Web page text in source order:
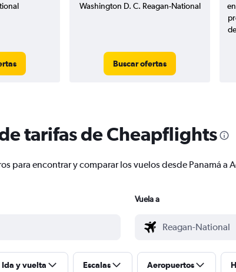
Washington D. C. Reagan-National
Buscar ofertas
tarifas de Cheapflights
para encontrar y comparar los vuelos desde Panamá
Vuela a
Ida y vuelta Escalas Aeropuertos